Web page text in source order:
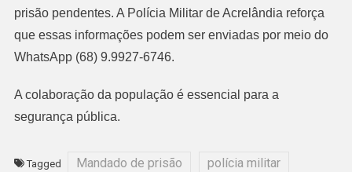
prisão pendentes. A Polícia Militar de Acrelândia reforça
que essas informações podem ser enviadas por meio do
WhatsApp (68) 9.9927-6746.
A colaboração da população é essencial para a
segurança pública.
Tagged Mandado de prisão polícia militar